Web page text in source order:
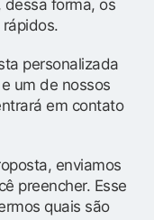
forma, os
personalizada
um de nossos
em contato
enviamos
preencher. Esse
quais são